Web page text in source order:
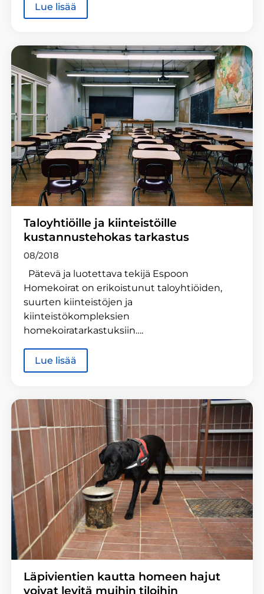
Lue lisää
Taloyhtiöille ja kiinteistöille
kustannustehokas tarkastus
08/2018
Pätevä ja luotettava tekijä Espoon
Homekoirat on erikoistunut taloyhtiöiden,
suurten kiinteistöjen ja
kiinteistökompleksien
homekoiratarkastuksiin….
Lue lisää
Läpivientien kautta homeen hajut
voivat levitä muihin tiloihin